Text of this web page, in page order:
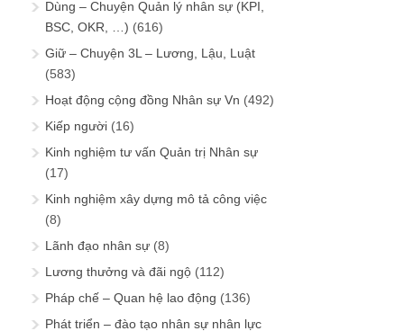
Dùng – Chuyện Quản lý nhân sự (KPI,
BSC, OKR, …) (616)
Giữ – Chuyện 3L – Lương, Lậu, Luật
(583)
Hoạt động cộng đồng Nhân sự Vn (492)
Kiếp người (16)
Kinh nghiệm tư vấn Quản trị Nhân sự
(17)
Kinh nghiệm xây dựng mô tả công việc
(8)
Lãnh đạo nhân sự (8)
Lương thưởng và đãi ngộ (112)
Pháp chế – Quan hệ lao động (136)
Phát triển – đào tạo nhân sự nhân lực